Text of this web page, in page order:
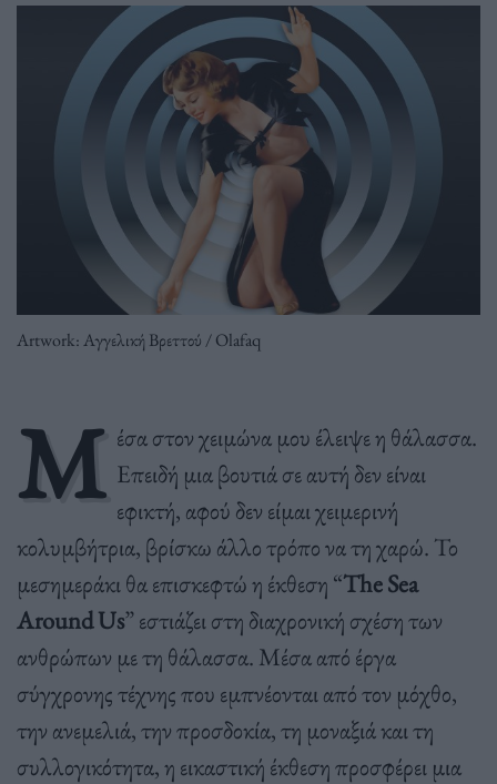
Artwork: Αγγελική Βρεττού / Olafaq
Μ έσα στον χειμώνα μου έλειψε η θάλασσα.
Επειδή μια βουτιά σε αυτή δεν είναι
εφικτή, αφού δεν είμαι χειμερινή
κολυμβήτρια, βρίσκω άλλο τρόπο να τη χαρώ. Το
μεσημεράκι θα επισκεφτώ η έκθεση “The Sea
Around Us” εστιάζει στη διαχρονική σχέση των
ανθρώπων με τη θάλασσα. Μέσα από έργα
σύγχρονης τέχνης που εμπνέονται από τον μόχθο,
την ανεμελιά, την προσδοκία, τη μοναξιά και τη
συλλογικότητα, η εικαστική έκθεση προσφέρει μια